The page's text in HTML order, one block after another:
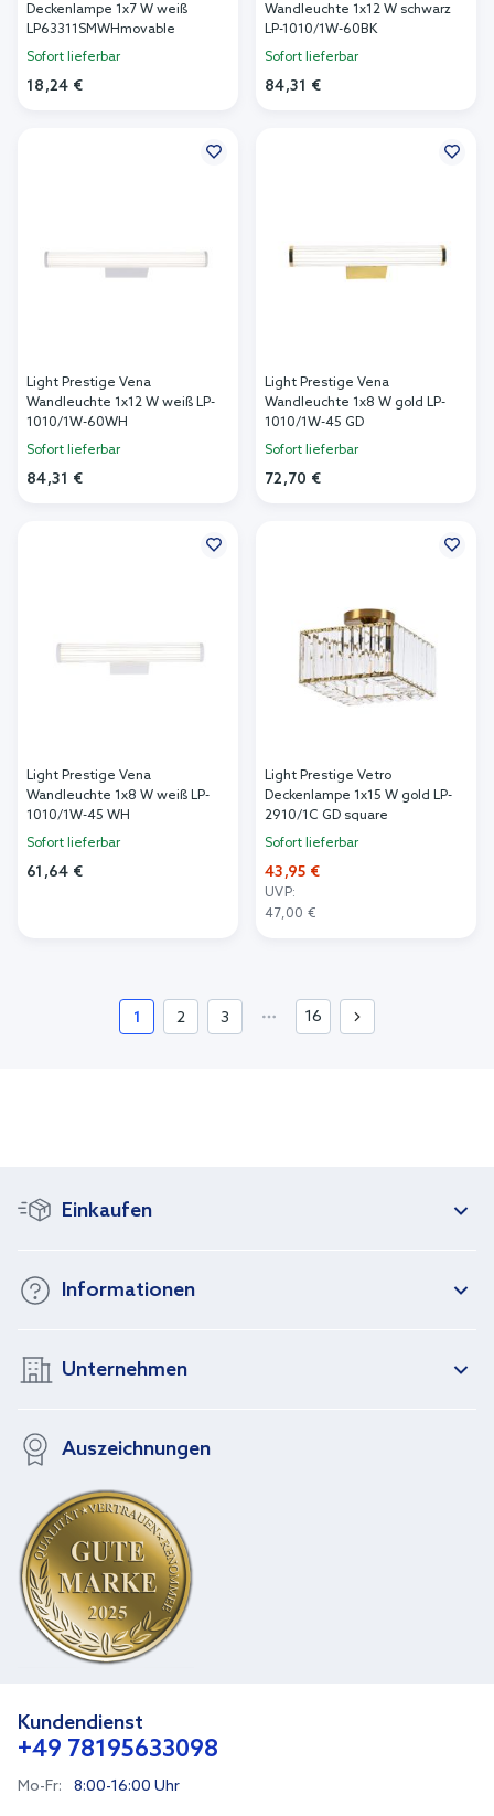
Deckenlampe 1x7 W weiß
LP63311SMWHmovable
Sofort lieferbar
18,24 €
Wandleuchte 1x12 W schwarz
LP-1010/1W-60BK
Sofort lieferbar
84,31 €
Light Prestige Vena
Wandleuchte 1x12 W weiß LP-
1010/1W-60WH
Sofort lieferbar
84,31 €
Light Prestige Vena
Wandleuchte 1x8 W gold LP-
1010/1W-45 GD
Sofort lieferbar
72,70 €
Light Prestige Vena
Wandleuchte 1x8 W weiß LP-
1010/1W-45 WH
Sofort lieferbar
61,64 €
Light Prestige Vetro
Deckenlampe 1x15 W gold LP-
2910/1C GD square
Sofort lieferbar
43,95 €
UVP:
47,00 €
1 2 3 16
Einkaufen
Informationen
Unternehmen
Auszeichnungen
Kundendienst
+49 78195633098
Mo-Fr: 8:00-16:00 Uhr